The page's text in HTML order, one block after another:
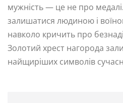
мужність — це не про
залишатися людиною і
навколо кричить про
Золотий хрест нагорода
найщиріших символів